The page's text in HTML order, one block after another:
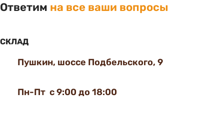
Ответим на все ваши вопросы
СКЛАД
Пушкин, шоссе Подбельского, 9
Пн-Пт с 9:00 до 18:00